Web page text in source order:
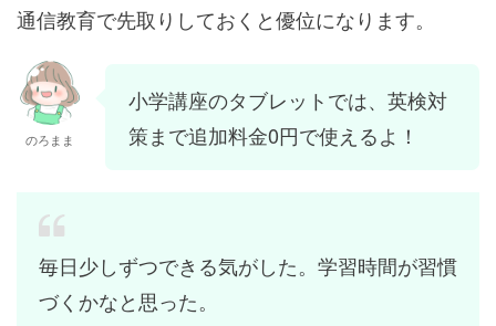
通信教育で先取りしておくと優位になります。
のろまま
小学講座のタブレットでは、英検対
策まで追加料金0円で使えるよ！
毎日少しずつできる気がした。学習時間が習慣
づくかなと思った。